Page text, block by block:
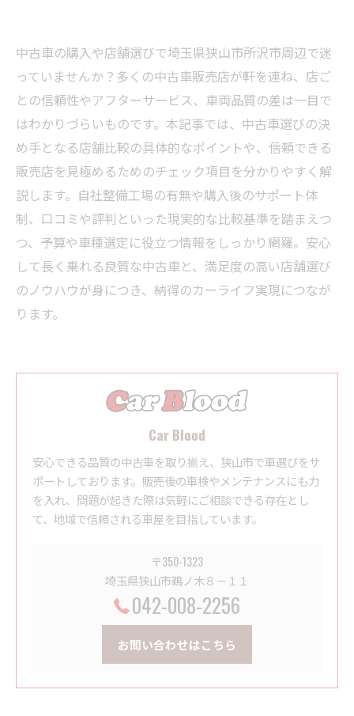
中古車の購入や店舗選びで埼玉県狭山市所沢市周辺で迷
っていませんか？多くの中古車販売店が軒を連ね、店ご
との信頼性やアフターサービス、車両品質の差は一目で
はわかりづらいものです。本記事では、中古車選びの決
め手となる店舗比較の具体的なポイントや、信頼できる
販売店を見極めるためのチェック項目を分かりやすく解
説します。自社整備工場の有無や購入後のサポート体
制、口コミや評判といった現実的な比較基準を踏まえつ
つ、予算や車種選定に役立つ情報をしっかり網羅。安心
して長く乗れる良質な中古車と、満足度の高い店舗選び
のノウハウが身につき、納得のカーライフ実現につなが
ります。
Car Blood
安心できる品質の中古車を取り揃え、狭山市で車選びをサ
ポートしております。販売後の車検やメンテナンスにも力
を入れ、問題が起きた際は気軽にご相談できる存在とし
て、地域で信頼される車屋を目指しています。
〒350-1323
埼玉県狭山市鵜ノ木８－１１
042-008-2256
お問い合わせはこちら